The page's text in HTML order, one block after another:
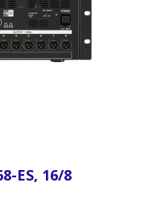
ES, 16/8